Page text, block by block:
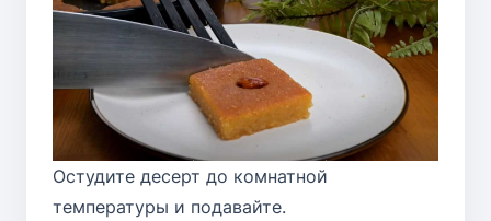
Остудите десерт до комнатной
температуры и подавайте.